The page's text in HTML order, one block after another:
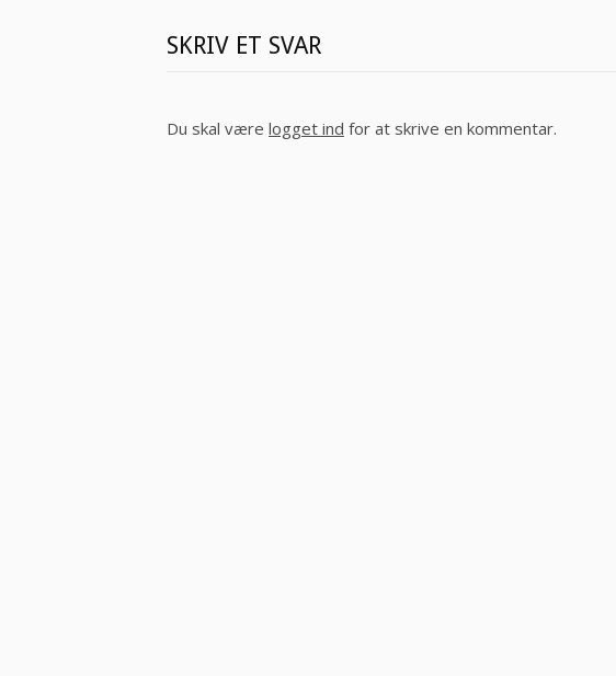
SKRIV ET SVAR
Du skal være logget ind for at skrive en kommentar.